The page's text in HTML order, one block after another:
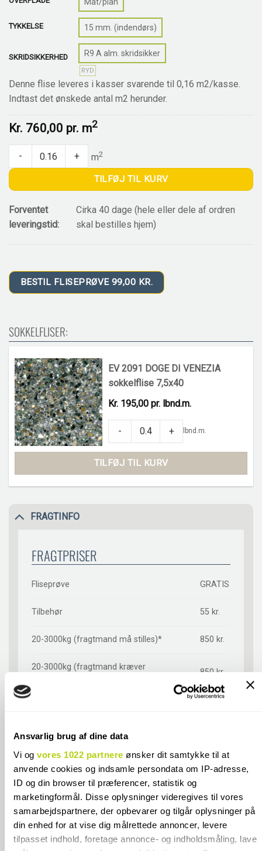
Ansvarlig brug af dine data
Vi og vores 1022 partnere ønsker dit samtykke til at
anvende cookies og indsamle persondata om IP-adresse,
ID og din browser til præferencer, statistik og
marketingformål. Disse oplysninger videregives til vores
samarbejdspartnere, der opbevarer og tilgår oplysninger på
din enhed for at vise dig målrettede annoncer, levere
tilpasset indhold, foretage annonce- og indholdsmåling, lave
FRAGTINFO
FRAGTPRISER
Fliseprøve GRATIS
Tilbehør 55 kr.
20-3000kg (fragtmand må stilles)* 850 kr.
20-3000kg (fragtmand kræver
850 kr.
*Emballage- og håndteringstillæg ved køb
af ægte terrazzofliser
**Emballage- og håndteringstillæg ved
køb af ægte terrazzofliser
*Emballage- og håndteringstillæg ved køb
af Cesi fliser
900 kr.
*Emballage- og håndteringstillæg ved køb
TYKKELSE 15 mm. (indendørs)
SKRIDSIKKERHED R9 A alm. skridsikker
RYD
Denne flise leveres i kasser svarende til 0,16 m2/kasse.
Indtast det ønskede antal m2 herunder.
Kr. 760,00 pr. m2
EV 2091 DOGE DI VENEZIA quantity
- + m2
TILFØJ TIL KURV
Forventet
leveringstid:
Cirka 40 dage (hele eller dele af ordren
skal bestilles hjem)
BESTIL FLISEPRØVE 99,00 KR.
SOKKELFLISER:
EV 2091 DOGE DI VENEZIA
sokkelflise 7,5x40
Kr. 195,00 pr. lbnd.m.
EV 2091 DOGE DI VENEZIA sokkelflise
- + lbnd.m.
TILFØJ TIL KURV